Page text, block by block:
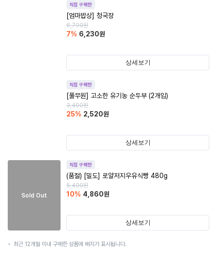
직접 구매한
[엄마밥상] 청국장
6,700원
7% 6,230원
상세보기
직접 구매한
[풀무원] 고소한 유기농 순두부 (2개입)
3,400원
25% 2,520원
상세보기
Sold Out
직접 구매한
(품절) [밀도] 로얄저지우유식빵 480g
5,400원
10% 4,860원
상세보기
최근 12개월 이내 구매한 상품에 배지가 표시됩니다.